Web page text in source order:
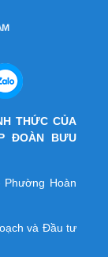
THỨC CỦA
ĐOÀN BƯU
Hoàn
và Đầu tư